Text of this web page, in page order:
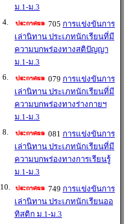
ม.1-ม.3
4. 705 การแข่งขันการ
เล่านิทาน ประเภทนักเรียนที่มี
ความบกพร่องทางสติปัญญา
ม.1-ม.3
6. 079 การแข่งขันการ
เล่านิทาน ประเภทนักเรียนที่มี
ความบกพร่องทางร่างกายฯ
ม.1-ม.3
8. 081 การแข่งขันการ
เล่านิทาน ประเภทนักเรียนที่มี
ความบกพร่องทางการเรียนรู้
ม.1-ม.3
10. 749 การแข่งขันการ
เล่านิทาน ประเภทนักเรียนออ
ทิสติก ม.1-ม.3